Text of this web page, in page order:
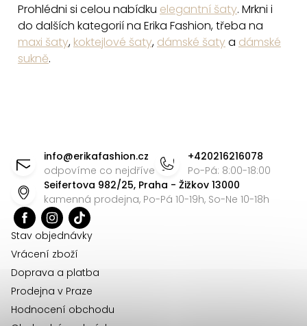
Prohlédni si celou nabídku elegantní šaty. Mrkni i
do dalších kategorií na Erika Fashion, třeba na
maxi šaty, koktejlové šaty, dámské šatya dámské
sukně.
info@erikafashion.cz
odpovíme co nejdříve
+420216216078
Po-Pá: 8:00-18:00
Seifertova 982/25, Praha - Žižkov 13000
kamenná prodejna, Po-Pá 10-19h, So-Ne 10-18h
Stav objednávky
Vrácení zboží
Doprava a platba
Prodejna v Praze
Hodnocení obchodu